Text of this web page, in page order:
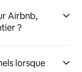
Airbnb,
?
lorsque